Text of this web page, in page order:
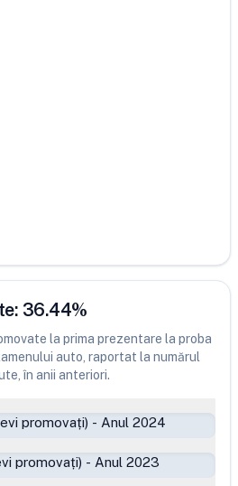
36.44%
la prima prezentare la proba
auto, raportat la numărul
în anii anteriori.
promovați) - Anul 2024
promovați) - Anul 2023